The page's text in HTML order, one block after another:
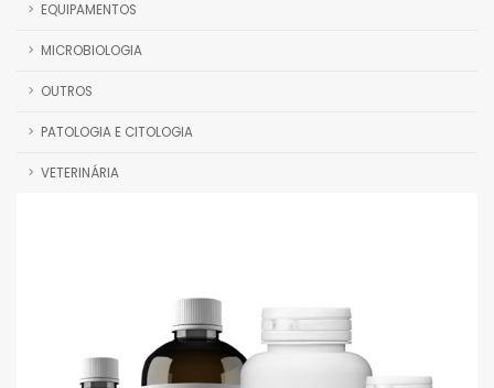
EQUIPAMENTOS
MICROBIOLOGIA
OUTROS
PATOLOGIA E CITOLOGIA
VETERINÁRIA